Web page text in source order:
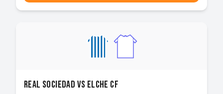
Real Sociedad vs Elche CF